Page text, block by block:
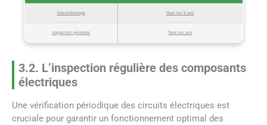
Désembouage Tous les 5 ans
Inspection générale Tous les ans
3.2. L’inspection régulière des composants
électriques
Une vérification périodique des circuits électriques est
cruciale pour garantir un fonctionnement optimal des